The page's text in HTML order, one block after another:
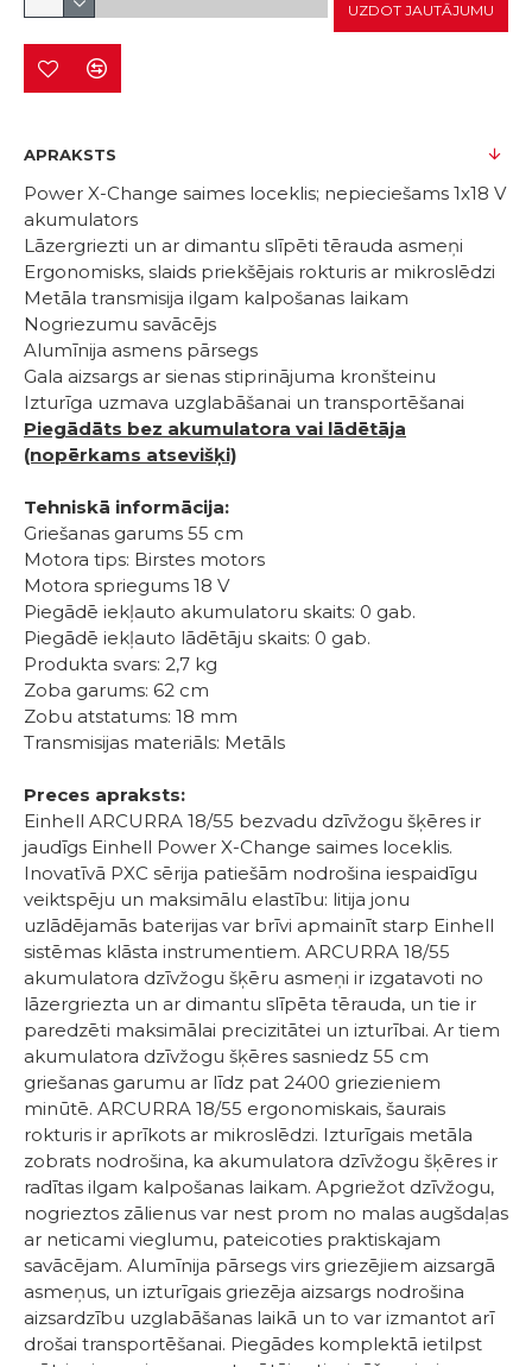
UZDOT JAUTĀJUMU
APRAKSTS
Power X-Change saimes loceklis; nepieciešams 1x18 V
akumulators
Lāzergriezti un ar dimantu slīpēti tērauda asmeņi
Ergonomisks, slaids priekšējais rokturis ar mikroslēdzi
Metāla transmisija ilgam kalpošanas laikam
Nogriezumu savācējs
Alumīnija asmens pārsegs
Gala aizsargs ar sienas stiprinājuma kronšteinu
Izturīga uzmava uzglabāšanai un transportēšanai
Piegādāts bez akumulatora vai lādētāja
(nopērkams atsevišķi)
Tehniskā informācija:
Griešanas garums 55 cm
Motora tips: Birstes motors
Motora spriegums 18 V
Piegādē iekļauto akumulatoru skaits: 0 gab.
Piegādē iekļauto lādētāju skaits: 0 gab.
Produkta svars: 2,7 kg
Zoba garums: 62 cm
Zobu atstatums: 18 mm
Transmisijas materiāls: Metāls
Preces apraksts:
Einhell ARCURRA 18/55 bezvadu dzīvžogu šķēres ir
jaudīgs Einhell Power X-Change saimes loceklis.
Inovatīvā PXC sērija patiešām nodrošina iespaidīgu
veiktspēju un maksimālu elastību: litija jonu
uzlādējamās baterijas var brīvi apmainīt starp Einhell
sistēmas klāsta instrumentiem. ARCURRA 18/55
akumulatora dzīvžogu šķēru asmeņi ir izgatavoti no
lāzergriezta un ar dimantu slīpēta tērauda, ​​un tie ir
paredzēti maksimālai precizitātei un izturībai. Ar tiem
akumulatora dzīvžogu šķēres sasniedz 55 cm
griešanas garumu ar līdz pat 2400 griezieniem
minūtē. ARCURRA 18/55 ergonomiskais, šaurais
rokturis ir aprīkots ar mikroslēdzi. Izturīgais metāla
zobrats nodrošina, ka akumulatora dzīvžogu šķēres ir
radītas ilgam kalpošanas laikam. Apgriežot dzīvžogu,
nogrieztos zālienus var nest prom no malas augšdaļas
ar neticami vieglumu, pateicoties praktiskajam
savācējam. Alumīnija pārsegs virs griezējiem aizsargā
asmeņus, un izturīgais griezēja aizsargs nodrošina
aizsardzību uzglabāšanas laikā un to var izmantot arī
drošai transportēšanai. Piegādes komplektā ietilpst